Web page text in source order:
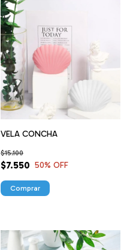
VELA CONCHA
$7.550
$15.100
50% OFF
Comprar